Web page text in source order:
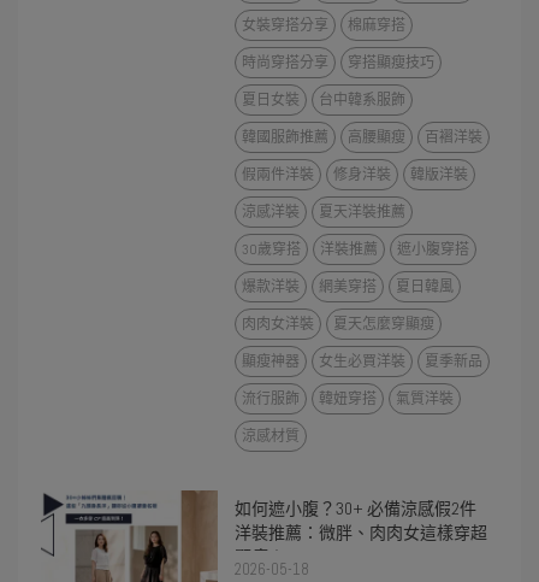
女裝穿搭分享
棉麻穿搭
時尚穿搭分享
穿搭顯瘦技巧
夏日女裝
台中韓系服飾
韓國服飾推薦
高腰顯瘦
百褶洋裝
假兩件洋裝
修身洋裝
韓版洋裝
涼感洋裝
夏天洋裝推薦
30歲穿搭
洋裝推薦
遮小腹穿搭
爆款洋裝
網美穿搭
夏日韓風
肉肉女洋裝
夏天怎麼穿顯瘦
顯瘦神器
女生必買洋裝
夏季新品
流行服飾
韓妞穿搭
氣質洋裝
涼感材質
如何遮小腹？30+ 必備涼感假2件
洋裝推薦：微胖、肉肉女這樣穿超
顯瘦！
2026-05-18